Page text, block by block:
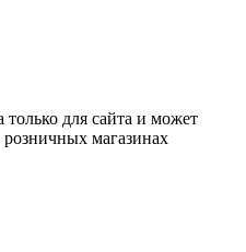
только для сайта и может
розничных магазинах